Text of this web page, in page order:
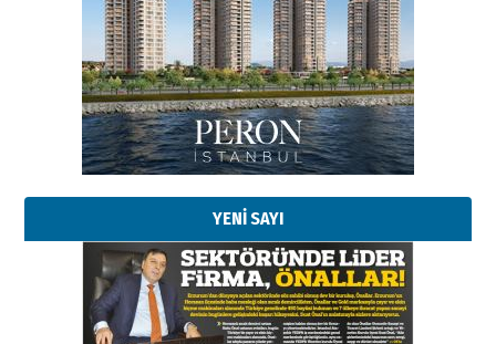
YENİ SAYI
Esat BİNDESEN
TRT’NİN BÖLGEYE AÇILAN SESİ
09 Ağustos 2026 Pazar
Kadir SABUNCUOĞLU
Erzurumspor’un köşe taşları
29 Haziran 2026 Pazartesi
Kenan GÜLERCİ
Murat Şahsuvaroğlu ERKON’da
çıtayı yukarı taşırken,
yönetimdekiler aşağı
çekmemeli!
17 Şubat 2026 SalıOrhan BOZKURT